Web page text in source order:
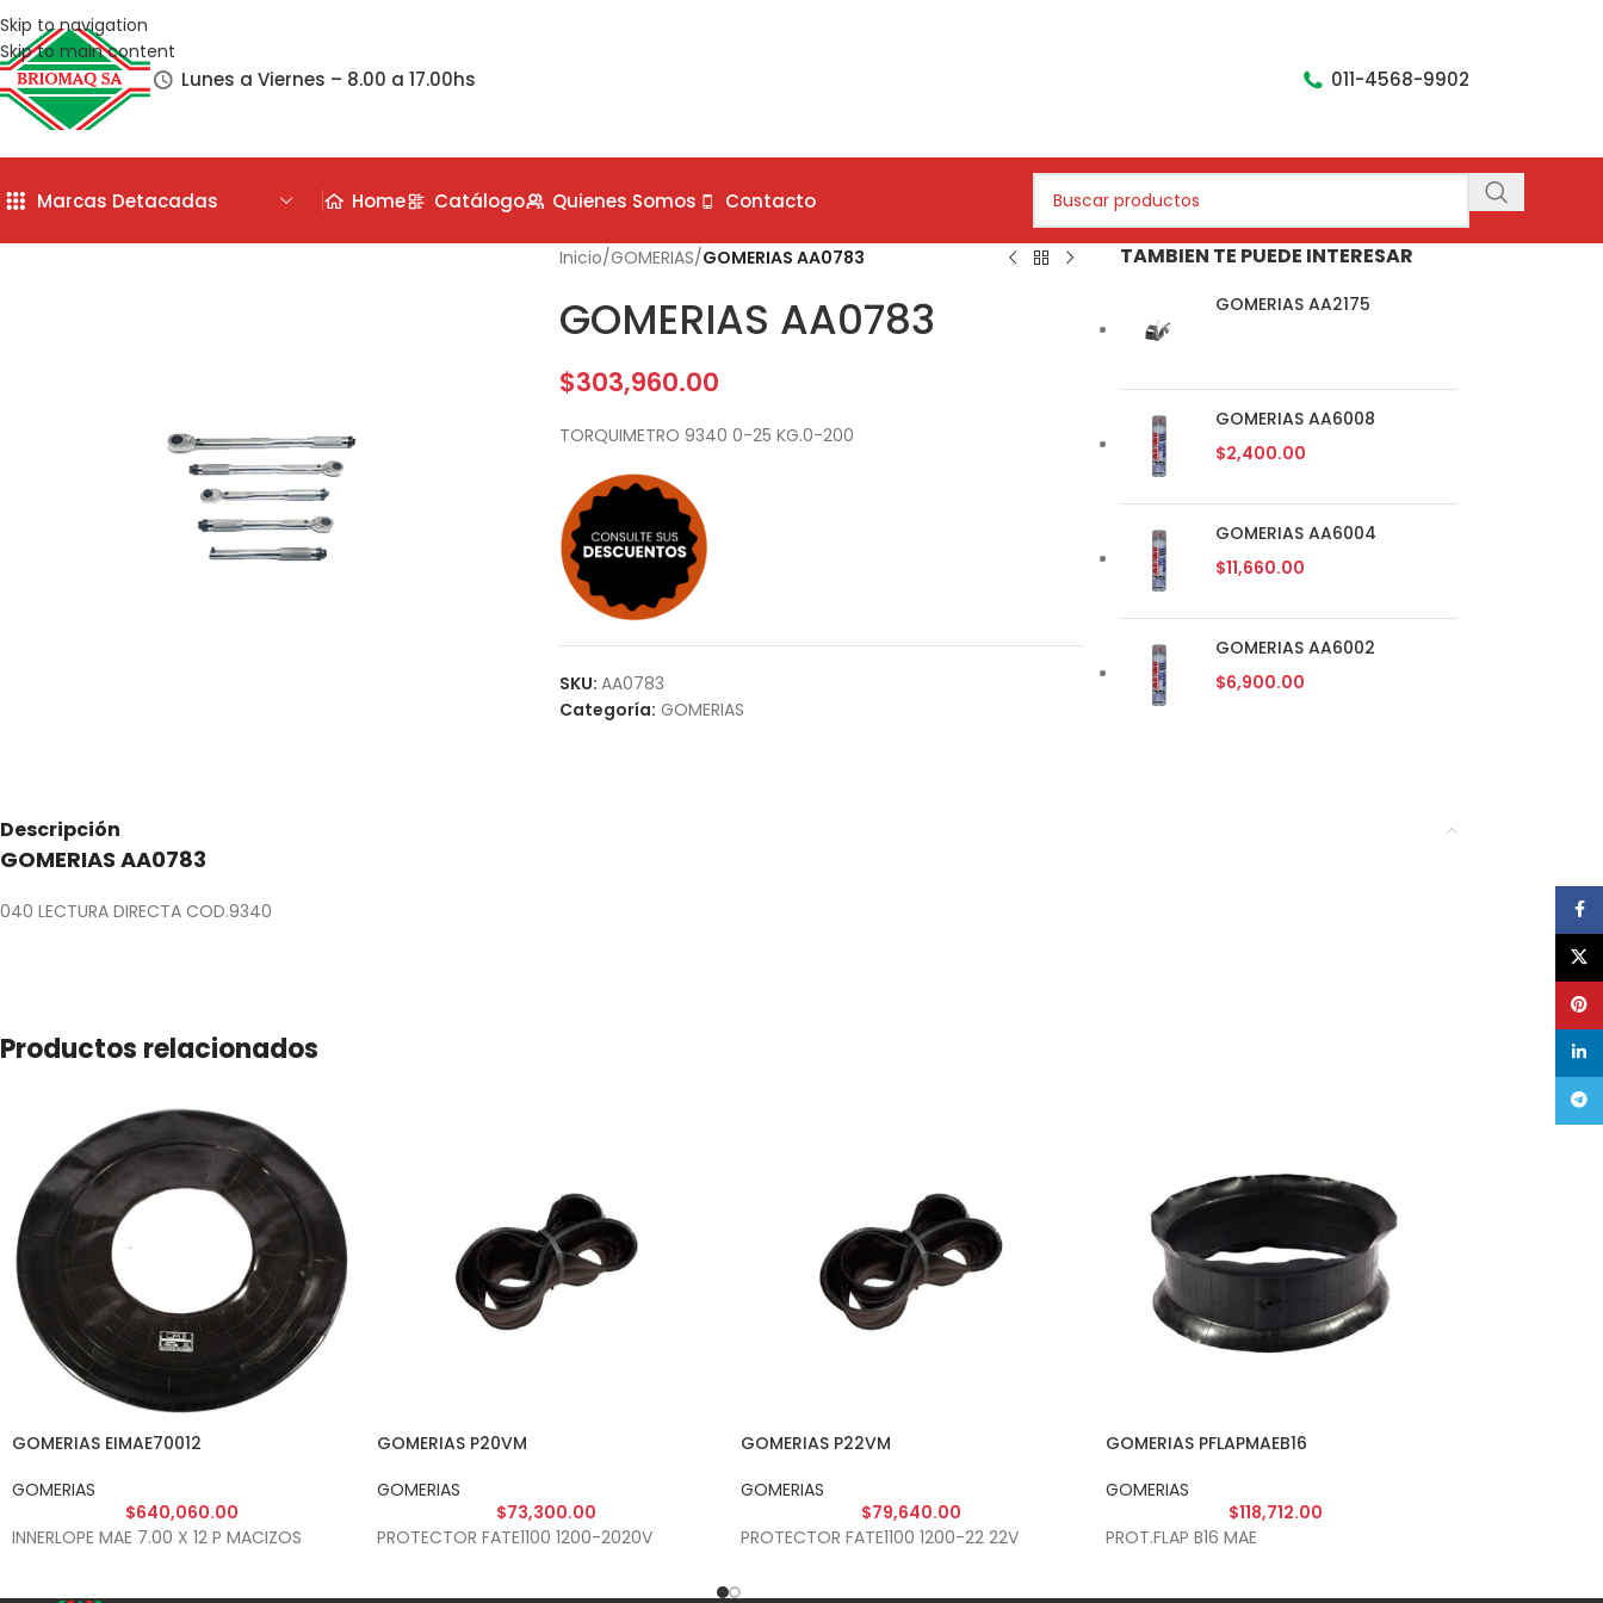
Skip to navigation
Skip to main content
Lunes a Viernes – 8.00 a 17.00hs 011-4568-9902
Marcas Detacadas Home Catálogo Quienes Somos Contacto
Inicio/GOMERIAS/GOMERIAS AA0783
GOMERIAS AA0783
$303,960.00
TORQUIMETRO 9340 0-25 KG.0-200
SKU:AA0783
Categoría: GOMERIAS
TAMBIEN TE PUEDE INTERESAR
GOMERIAS AA2175
GOMERIAS AA6008
$2,400.00
GOMERIAS AA6004
$11,660.00
GOMERIAS AA6002
$6,900.00
Descripción
GOMERIAS AA0783
040 LECTURA DIRECTA COD.9340
Productos relacionados
GOMERIAS EIMAE70012
GOMERIAS
$640,060.00
INNERLOPE MAE 7.00 X 12 P MACIZOS
GOMERIAS P20VM
GOMERIAS
$73,300.00
PROTECTOR FATE1100 1200-2020V
GOMERIAS P22VM
GOMERIAS
$79,640.00
PROTECTOR FATE1100 1200-22 22V
GOMERIAS PFLAPMAEB16
GOMERIAS
$118,712.00
PROT.FLAP B16 MAE